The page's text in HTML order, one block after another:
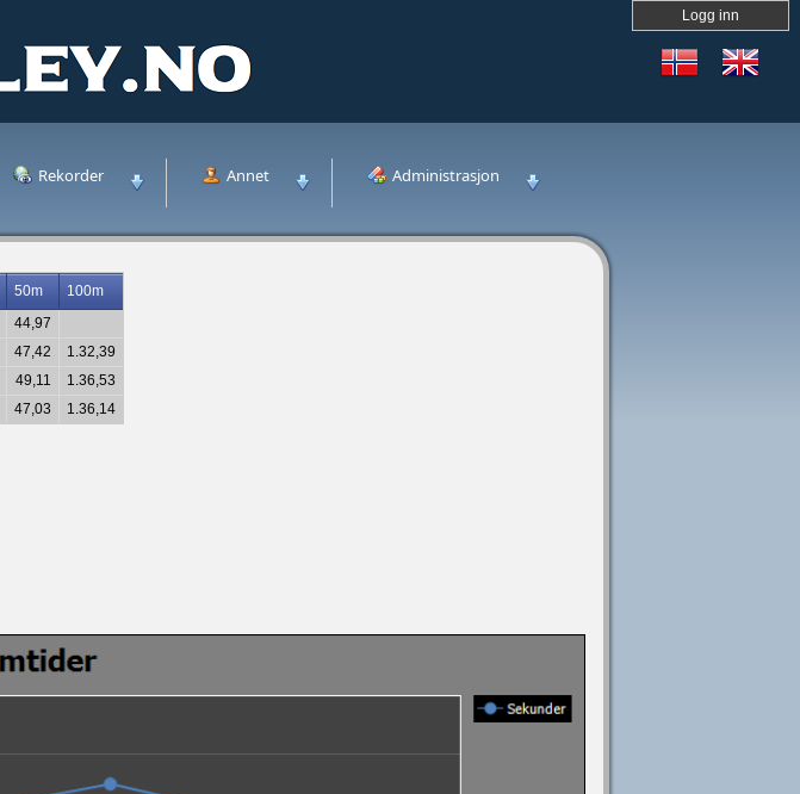
Logg inn
Rekorder Annet Administrasjon
50m
100m
44,97
47,42
1.32,39
49,11
1.36,53
47,03 1.36,14